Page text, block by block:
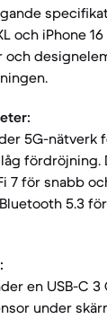
och iPhone
och
5G-nätverk
fördröjning.
7 för snabb
5.3
en USB-C
under